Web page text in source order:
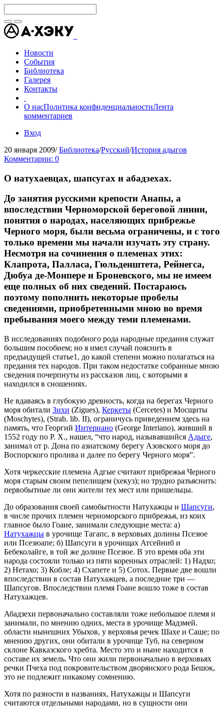
Новости
События
Библиотека
Галерея
Контакты
О насПолитика конфиденциальностиЛента
комментариев
Вход
20 января 2009/ Библиотека/Русский/История адыгов
Комментарии: 0
О натухаевцах, шапсугах и абадзехах.
До занятия русскими крепости Анапы, а
впоследствии Черноморской береговой линии,
понятия о народах, населяющих прибрежье
Черного моря, были весьма ограничены, и с того
только времени мы начали изучать эту страну.
Несмотря на сочинения о племенах этих:
Клапрота, Палласа, Гюльденштета, Рейнегса,
Дюбуа де-Монпере и Броневского, мы не имеем
еще полных об них сведений. Постараюсь
поэтому пополнить некоторые пробелы
сведениями, приобретенными мною во время
пребывания моего между теми племенами.
В исследованиях подобного рода народные предания служат
большим пособием; но я имел случай пояснить в
предъидущей статье1, до какой степени можно полагаться на
предания тех народов. При таком недостатке собранные мною
сведения почерпнуты из рассказов лиц, с которыми я
находился в сношениях.
Не вдаваясь в глубокую древность, когда на берегах Черного
моря обитали Зихи (Zigues), Керкеты (Cercetes) и Мосщиты
(Moschytes), (Strab. lib. II), ограничусь приведением здесь на
память, что Георгий Интериано (George Interiano), живший в
1552 году по Р. X., нашел, “что народ, называвшийся Адыге,
занимал от р. Дона по азиатскому берегу Азовского моря до
Воспорского пролива и далее по берегу Черного моря”.
Хотя черкесские племена Адгые считают прибрежья Черного
моря старым своим пепелищем (хекуз); но трудно разъяснить:
первобытные ли они жители тех мест или пришельцы.
До образования своей самобытности Натухажцы и Шапсуги,
в числе прочих племен черноморского прибрежья, из коих
главное было Гоаие, занимали следующие места: а)
Натухажцы в урочище Тагапс, в верховьях долины Псезюе
или Псезюапе; б) Шапсуги в урочищах Атсейниб и
Бебеколайге, в той же долине Псезюе. В это время оба эти
народа состояли только из пяти коренных отраслей: 1) Надхо;
2) Нетахо; 3) Кобле; 4) Схапете и 5) Сотох. Первые две вошли
впоследствии в состав Натухажцев, а последние три —
Шапсугов. Впоследствии племя Гоаие вошло тоже в состав
Натухажцев.
Абадзехи первоначально составляли тоже небольшое племя и
занимали, по мнению одних, места в урочище Мадзмей.
области нынешних Убыхов, у верховья речек Шахе и Саше; по
мнению других, они обитали в урочище Туб, на северном
склоне Кавказского хребта. Место это и ныне находится в
составе их земель. Что они жили первоначально в верховьях
речки Пчеха под покровительством дворянского рода Бешок,
это не подлежит никакому сомнению.
Хотя по разности в названиях, Натухажцы и Шапсуги
считаются отдельными народами, но в сущности они